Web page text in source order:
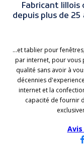
Fabricant lillois
depuis plus de
...et tablier pour
par internet, pour
qualité sans avoir à
décennies
internet et la
capacité de fournir
Avis